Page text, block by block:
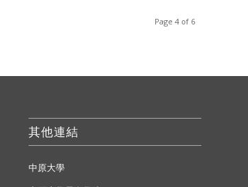
Page 4 of 6
其他連結
中原大學